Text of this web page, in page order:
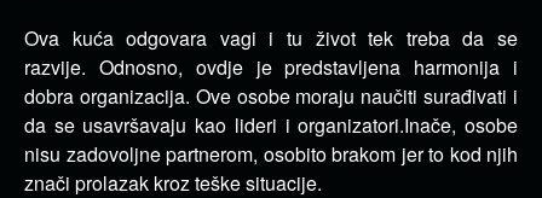
Ova kuća odgovara vagi i tu život tek treba da se
razvije. Odnosno, ovdje je predstavljena harmonija i
dobra organizacija. Ove osobe moraju naučiti surađivati ​​i
da se usavršavaju kao lideri i organizatori.Inače, osobe
nisu zadovoljne partnerom, osobito brakom jer to kod njih
znači prolazak kroz teške situacije.